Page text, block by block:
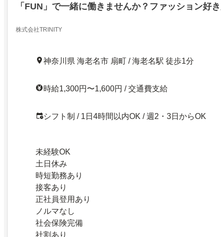
「FUN」で一緒に働きませんか？ファッション好
株式会社TRINITY
神奈川県 海老名市 扇町 / 海老名駅 徒歩1分
時給1,300円〜1,600円 / 交通費支給
シフト制 / 1日4時間以内OK / 週2・3日からOK
未経験OK
土日休み
時短勤務あり
接客あり
正社員登用あり
ノルマなし
社会保険完備
社割あり